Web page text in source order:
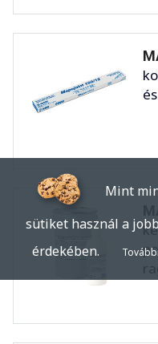
Mint
sütiket használ a
érdekében.